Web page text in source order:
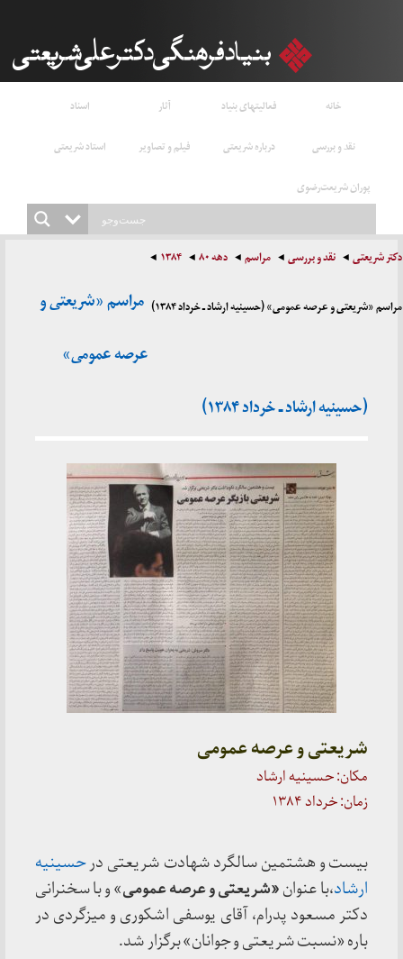
خانه فعالیتهای بنیاد آثار
اسناد
نقد و بررسی
درباره شریعتی فیلم و تصاویر
استاد شریعتی
پوران شریعت‌رضوی
دکتر شریعتی نقد و بررسی مراسم دهه ۸۰ ۱۳۸۴
مراسم «شریعتی و عرصه عمومی» (حسینیه ارشاد ـ خرداد ۱۳۸۴)
مراسم «شریعتی و
عرصه عمومی»
(حسینیه ارشاد ـ خرداد ۱۳۸۴)
شریعتی و عرصه عمومی
مکان: حسینیه ارشاد
زمان: خرداد ۱۳۸۴
بیست و هشتمین سالگرد شهادت شریعتی درحسینیه
ارشاد،با عنوان«شریعتی و عرصه عمومی» و با سخنرانی
دکتر مسعود پدرام، آقای یوسفی اشکوری و میزگردی در
باره «نسبت شریعتی و جوانان» برگزار شد.